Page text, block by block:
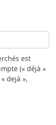
est
(« déjà »
dejà »,